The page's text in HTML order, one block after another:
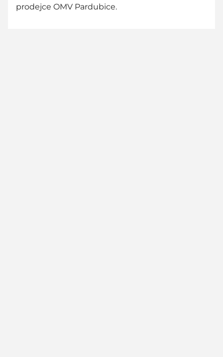
prodejce OMV Pardubice.